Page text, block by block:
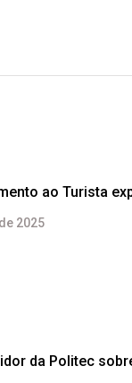
ao Turista
2025
da Politec